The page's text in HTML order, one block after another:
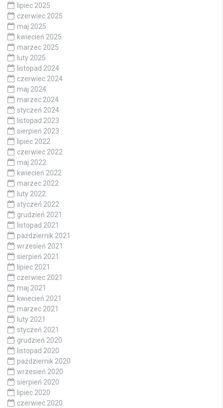
lipiec 2025
czerwiec 2025
maj 2025
kwiecień 2025
marzec 2025
luty 2025
listopad 2024
czerwiec 2024
maj 2024
marzec 2024
styczeń 2024
listopad 2023
sierpień 2023
lipiec 2022
czerwiec 2022
maj 2022
kwiecień 2022
marzec 2022
luty 2022
styczeń 2022
grudzień 2021
listopad 2021
październik 2021
wrzesień 2021
sierpień 2021
lipiec 2021
czerwiec 2021
maj 2021
kwiecień 2021
marzec 2021
luty 2021
styczeń 2021
grudzień 2020
listopad 2020
październik 2020
wrzesień 2020
sierpień 2020
lipiec 2020
czerwiec 2020